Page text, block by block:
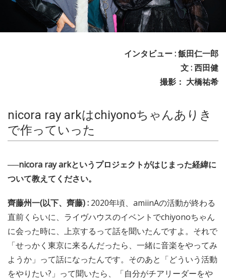
インタビュー : 飯田仁一郎
文 : 西田健
撮影： 大橋祐希
nicora ray arkはchiyonoちゃんありき
で作っていった
──nicora ray arkというプロジェクトがはじまった経緯に
ついて教えてください。
齊藤州一(以下、齊藤) : 2020年頃、amiinAの活動が終わる
直前くらいに、ライヴハウスのイベントでchiyonoちゃん
に会った時に、上京するって話を聞いたんですよ。それで
「せっかく東京に来るんだったら、一緒に音楽をやってみ
ようか」って話になったんです。そのあと「どういう活動
をやりたい?」って聞いたら、「自分がチアリーダーをや